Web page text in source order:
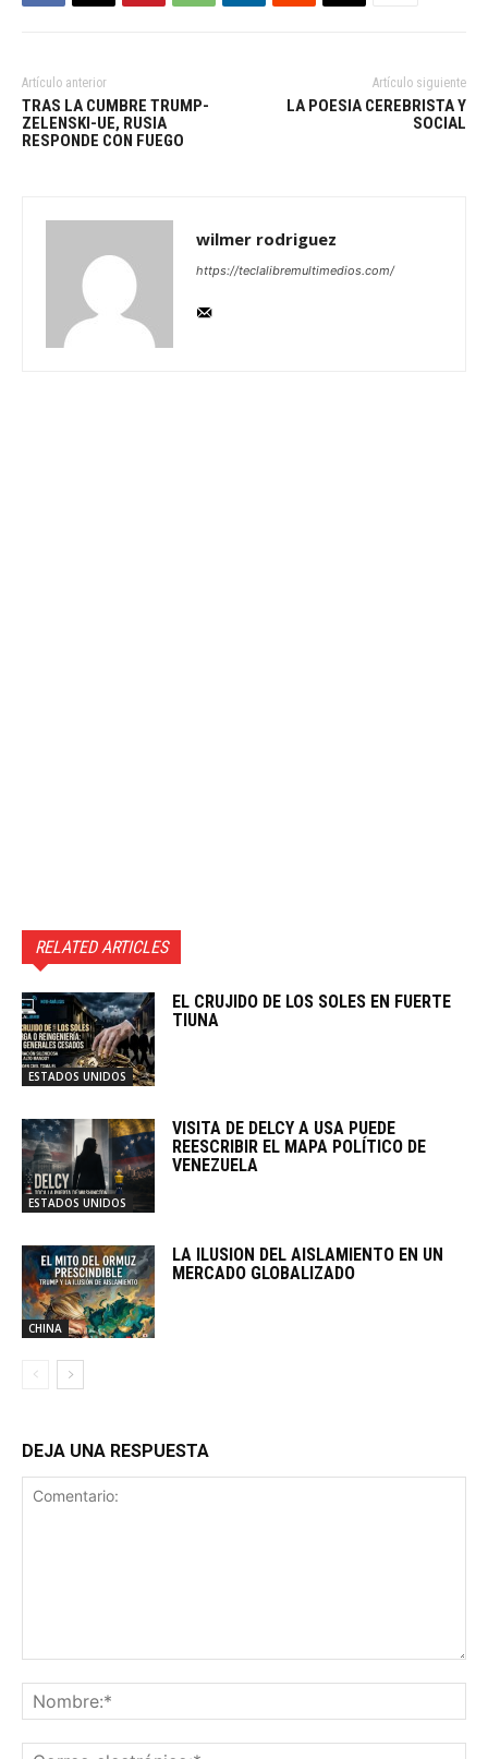
Artículo anterior
TRAS LA CUMBRE TRUMP-
ZELENSKI-UE, RUSIA
RESPONDE CON FUEGO
Artículo siguiente
LA POESIA CEREBRISTA Y
SOCIAL
wilmer rodriguez
https://teclalibremultimedios.com/
RELATED ARTICLES
ESTADOS UNIDOS
EL CRUJIDO DE LOS SOLES EN FUERTE
TIUNA
ESTADOS UNIDOS
VISITA DE DELCY A USA PUEDE
REESCRIBIR EL MAPA POLÍTICO DE
VENEZUELA
CHINA
LA ILUSION DEL AISLAMIENTO EN UN
MERCADO GLOBALIZADO
DEJA UNA RESPUESTA